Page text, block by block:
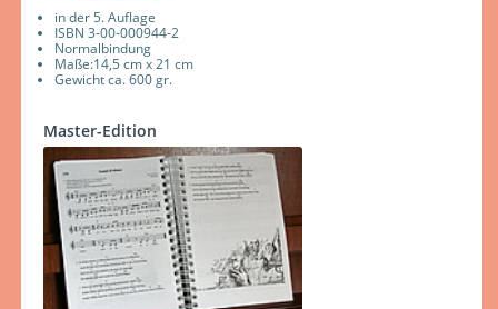
in der 5. Auflage
ISBN 3-00-000944-2
Normalbindung
Maße:14,5 cm x 21 cm
Gewicht ca. 600 gr.
Master-Edition